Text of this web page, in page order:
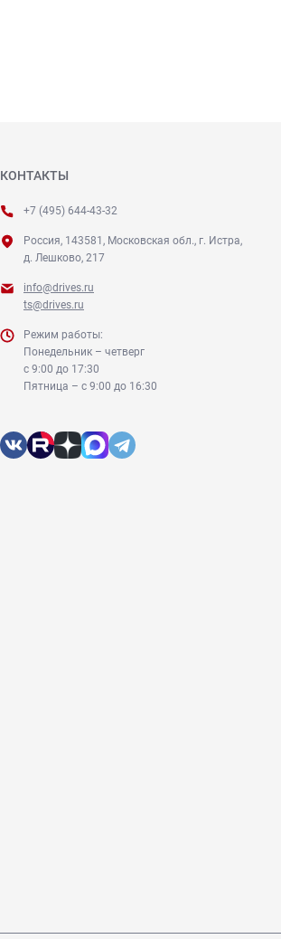
КОНТАКТЫ
+7 (495) 644-43-32
Россия, 143581, Московская обл., г. Истра,
д. Лешково, 217
info@drives.ru
ts@drives.ru
Режим работы:
Понедельник – четверг
с 9:00 до 17:30
Пятница – с 9:00 до 16:30